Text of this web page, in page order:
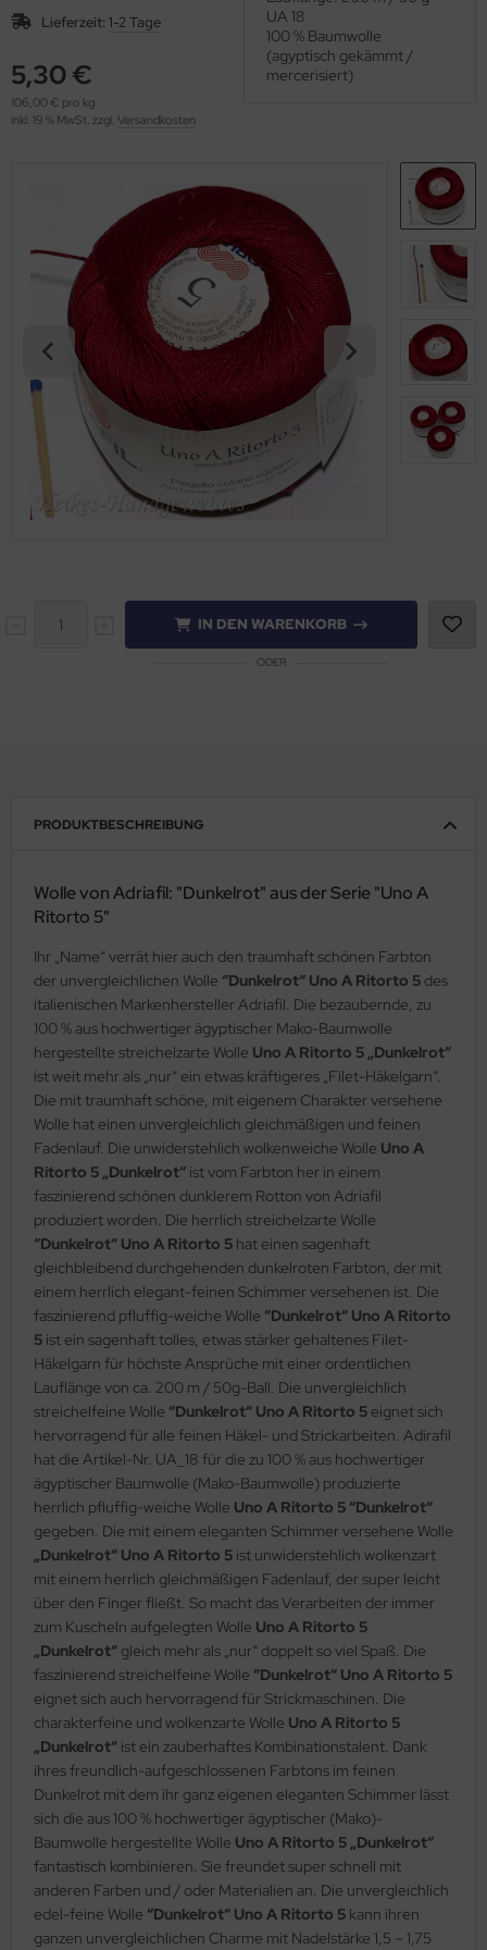
Lieferzeit: 1-2 Tage
5,30 €
106,00 € pro kg
inkl. 19 % MwSt. zzgl. Versandkosten
UA 18
100 % Baumwolle
(agyptisch gekämmt /
mercerisiert)
IN DEN WARENKORB
ODER
PRODUKTBESCHREIBUNG
Wolle von Adriafil: "Dunkelrot" aus der Serie "Uno A
Ritorto 5"
Ihr „Name“ verrät hier auch den traumhaft schönen Farbton
der unvergleichlichen Wolle “Dunkelrot“ Uno A Ritorto 5 des
italienischen Markenhersteller Adriafil. Die bezaubernde, zu
100 % aus hochwertiger ägyptischer Mako-Baumwolle
hergestellte streichelzarte Wolle Uno A Ritorto 5 „Dunkelrot“
ist weit mehr als „nur“ ein etwas kräftigeres „Filet-Häkelgarn“.
Die mit traumhaft schöne, mit eigenem Charakter versehene
Wolle hat einen unvergleichlich gleichmäßigen und feinen
Fadenlauf. Die unwiderstehlich wolkenweiche Wolle Uno A
Ritorto 5 „Dunkelrot“ ist vom Farbton her in einem
faszinierend schönen dunklerem Rotton von Adriafil
produziert worden. Die herrlich streichelzarte Wolle
“Dunkelrot“ Uno A Ritorto 5 hat einen sagenhaft
gleichbleibend durchgehenden dunkelroten Farbton, der mit
einem herrlich elegant-feinen Schimmer versehenen ist. Die
faszinierend pfluffig-weiche Wolle “Dunkelrot“ Uno A Ritorto
5 ist ein sagenhaft tolles, etwas stärker gehaltenes Filet-
Häkelgarn für höchste Ansprüche mit einer ordentlichen
Lauflänge von ca. 200 m / 50g-Ball. Die unvergleichlich
streichelfeine Wolle “Dunkelrot“ Uno A Ritorto 5 eignet sich
hervorragend für alle feinen Häkel- und Strickarbeiten. Adirafil
hat die Artikel-Nr. UA_18 für die zu 100 % aus hochwertiger
ägyptischer Baumwolle (Mako-Baumwolle) produzierte
herrlich pfluffig-weiche Wolle Uno A Ritorto 5 “Dunkelrot“
gegeben. Die mit einem eleganten Schimmer versehene Wolle
„Dunkelrot“ Uno A Ritorto 5 ist unwiderstehlich wolkenzart
mit einem herrlich gleichmäßigen Fadenlauf, der super leicht
über den Finger fließt. So macht das Verarbeiten der immer
zum Kuscheln aufgelegten Wolle Uno A Ritorto 5
„Dunkelrot“ gleich mehr als „nur“ doppelt so viel Spaß. Die
faszinierend streichelfeine Wolle “Dunkelrot“ Uno A Ritorto 5
eignet sich auch hervorragend für Strickmaschinen. Die
charakterfeine und wolkenzarte Wolle Uno A Ritorto 5
„Dunkelrot“ ist ein zauberhaftes Kombinationstalent. Dank
ihres freundlich-aufgeschlossenen Farbtons im feinen
Dunkelrot mit dem ihr ganz eigenen eleganten Schimmer lässt
sich die aus 100 % hochwertiger ägyptischer (Mako)-
Baumwolle hergestellte Wolle Uno A Ritorto 5 „Dunkelrot“
fantastisch kombinieren. Sie freundet super schnell mit
anderen Farben und / oder Materialien an. Die unvergleichlich
edel-feine Wolle “Dunkelrot“ Uno A Ritorto 5 kann ihren
ganzen unvergleichlichen Charme mit Nadelstärke 1,5 – 1,75
(276)